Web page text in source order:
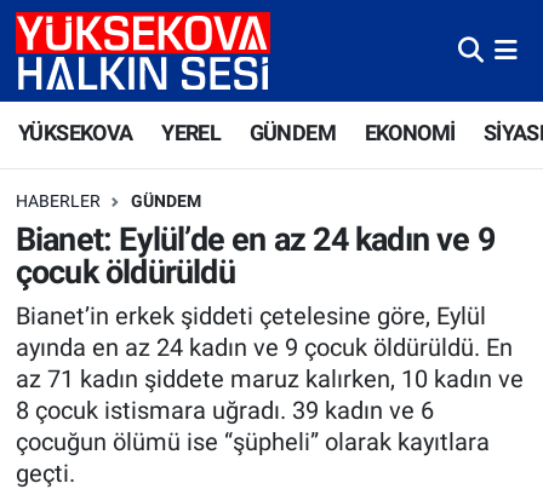
YÜKSEKOVA YEREL GÜNDEM EKONOMİ
HABERLER GÜNDEM
Bianet: Eylül’de en az 24 kadın ve 9
çocuk öldürüldü
Bianet’in erkek şiddeti çetelesine göre, Eylül
ayında en az 24 kadın ve 9 çocuk öldürüldü. En
az 71 kadın şiddete maruz kalırken, 10 kadın ve
8 çocuk istismara uğradı. 39 kadın ve 6
çocuğun ölümü ise “şüpheli” olarak kayıtlara
geçti.
Yüksekova Nöbetçi Eczaneler
Süper Lig Puan Durumu ve Fikstür
Tüm Manşetler
Son Dakika Haberleri
Haber Arşivi